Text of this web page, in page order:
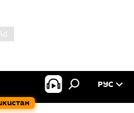
РУС